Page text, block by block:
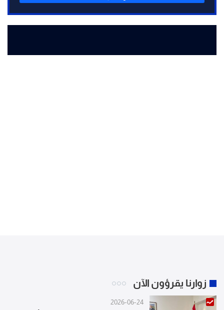
زوارنا يقرؤون الآن
2026-06-24